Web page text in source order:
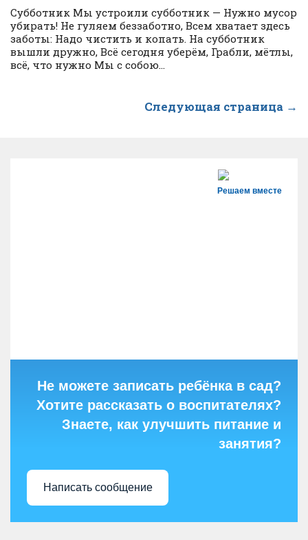
Субботник Мы устроили субботник — Нужно мусор
убирать! Не гуляем беззаботно, Всем хватает здесь
заботы: Надо чистить и копать. На субботник
вышли дружно, Всё сегодня уберём, Грабли, мётлы,
всё, что нужно Мы с собою...
Следующая страница →
Решаем вместе
Не можете записать ребёнка в сад?
Хотите рассказать о воспитателях?
Знаете, как улучшить питание и
занятия?
Написать сообщение